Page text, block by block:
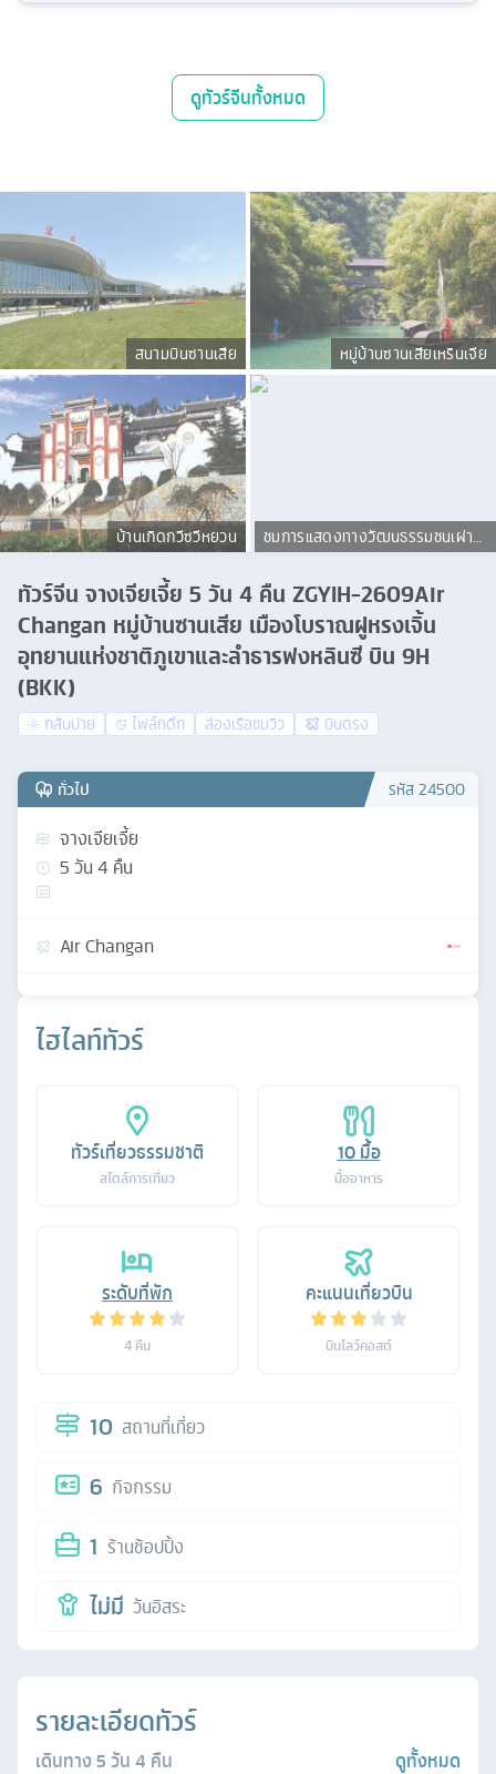
ดูทัวร์จีนทั้งหมด
สนามบินซานเสีย หมู่บ้านซานเสียเหรินเจีย
บ้านเกิดกวีซวีหยวน
ชมการแสดงทางวัฒนธรรมชนเผ่าถู่
เจีย
ทัวร์จีน จางเจียเจี้ย 5 วัน 4 คืน ZGYIH-2609Air
Changan หมู่บ้านซานเสีย เมืองโบราณฝูหรงเจิ้น
อุทยานแห่งชาติภูเขาและลำธารฟงหลินซี บิน 9H
(BKK)
กลับบ่าย ไฟล์ทดึก ล่องเรือชมวิว บินตรง
ไฮไลท์ทัวร์
ทัวร์เที่ยวธรรมชาติ
สไตล์การเที่ยว
10มื้อ
มื้ออาหาร
ระดับที่พัก
4 คืน
คะแนนเที่ยวบิน
บินโลว์คอสต์
10 สถานที่เที่ยว
6 กิจกรรม
1 ร้านช้อปปิ้ง
ไม่มี วันอิสระ
รายละเอียดทัวร์
เดินทาง5วัน4 คืน ดูทั้งหมด
ทั่วไป รหัส24500
จางเจียเจี้ย
5วัน4 คืน
Air Changan